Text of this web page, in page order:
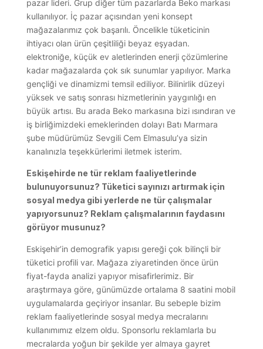
pazar lideri. Grup diğer tüm pazarlarda Beko markası
kullanılıyor. İç pazar açısından yeni konsept
mağazalarımız çok başarılı. Öncelikle tüketicinin
ihtiyacı olan ürün çeşitliliği beyaz eşyadan.
elektroniğe, küçük ev aletlerinden enerji çözümlerine
kadar mağazalarda çok sık sunumlar yapılıyor. Marka
gençliği ve dinamizmi temsil ediliyor. Bilinirlik düzeyi
yüksek ve satış sonrası hizmetlerinin yaygınlığı en
büyük artısı. Bu arada Beko markasına bizi ısındıran ve
iş birliğimizdeki emeklerinden dolayı Batı Marmara
şube müdürümüz Sevgili Cem Elmasulu’ya sizin
kanalınızla teşekkürlerimi iletmek isterim.
Eskişehirde ne tür reklam faaliyetlerinde
bulunuyorsunuz? Tüketici sayınızı artırmak için
sosyal medya gibi yerlerde ne tür çalışmalar
yapıyorsunuz? Reklam çalışmalarının faydasını
görüyor musunuz?
Eskişehir’in demografik yapısı gereği çok bilinçli bir
tüketici profili var. Mağaza ziyaretinden önce ürün
fiyat-fayda analizi yapıyor misafirlerimiz. Bir
araştırmaya göre, günümüzde ortalama 8 saatini mobil
uygulamalarda geçiriyor insanlar. Bu sebeple bizim
reklam faaliyetlerinde sosyal medya mecralarını
kullanımımız elzem oldu. Sponsorlu reklamlarla bu
mecralarda yoğun bir şekilde yer almaya gayret